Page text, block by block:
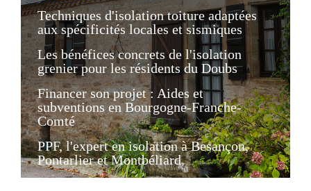
Techniques d'isolation toiture adaptées
aux spécificités locales et sismiques
Les bénéfices concrets de l'isolation
grenier pour les résidents du Doubs
Financer son projet : Aides et
subventions en Bourgogne-Franche-
Comté
PPF, l'expert en isolation à Besançon,
Pontarlier et Montbéliard